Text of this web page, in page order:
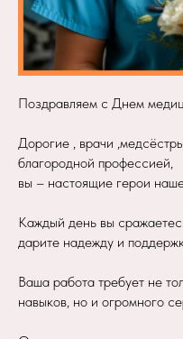
Поздравляем с Днем
Дорогие , врачи
благородной профессией,
вы – настоящие герои
Каждый день вы
дарите надежду и
Ваша работа требует не
навыков, но и огромного